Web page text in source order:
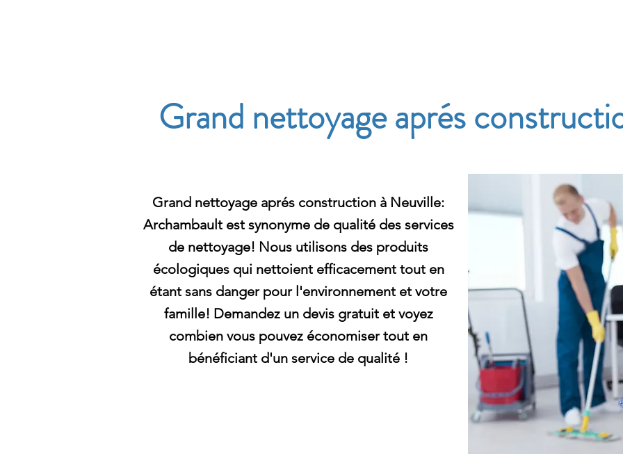
Grand nettoyage aprés
Grand nettoyage aprés construction à Neuville:
Archambault est synonyme de qualité des services
de nettoyage! Nous utilisons des produits
écologiques qui nettoient efficacement tout en
étant sans danger pour l'environnement et votre
famille! Demandez un devis gratuit et voyez
combien vous pouvez économiser tout en
bénéficiant d'un service de qualité !